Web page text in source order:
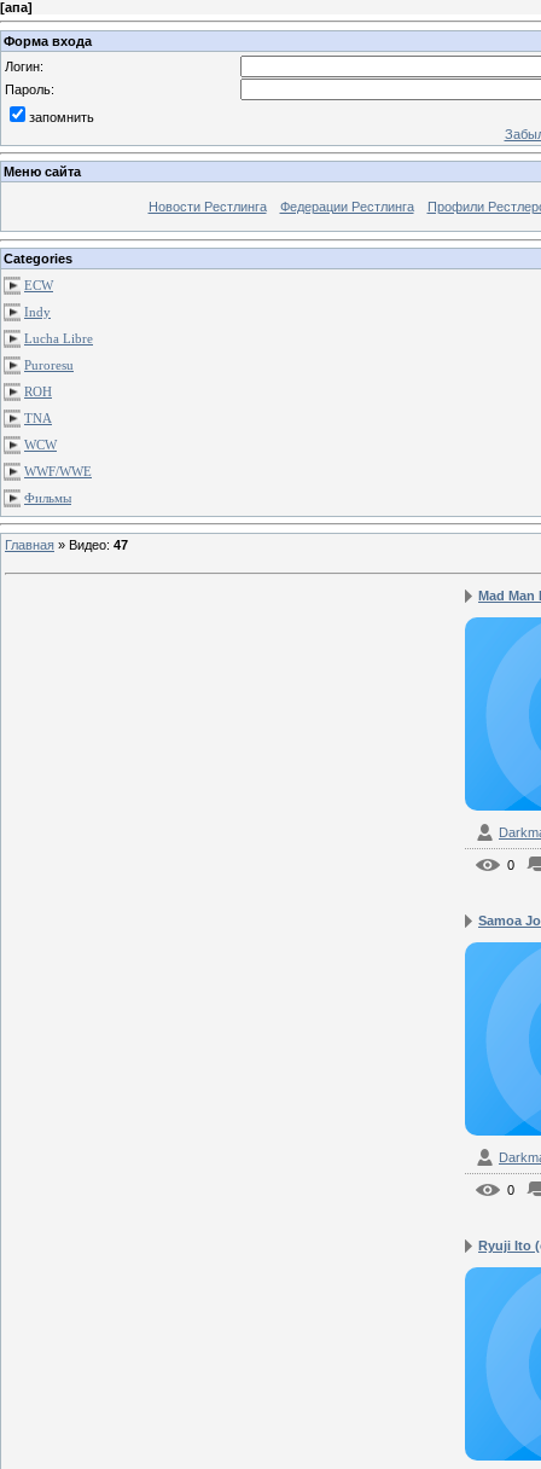
[апа]
Форма входа
Логин:
Пароль:
запомнить
Меню сайта
Новости Рестлинга Федерации Рестлинга Профили
Categories
ECW
Indy
Lucha Libre
Puroresu
ROH
TNA
WCW
WWF/WWE
Фильмы
Главная » Видео: 47
Mad Man
0
Samoa
0
Ryuji Ito